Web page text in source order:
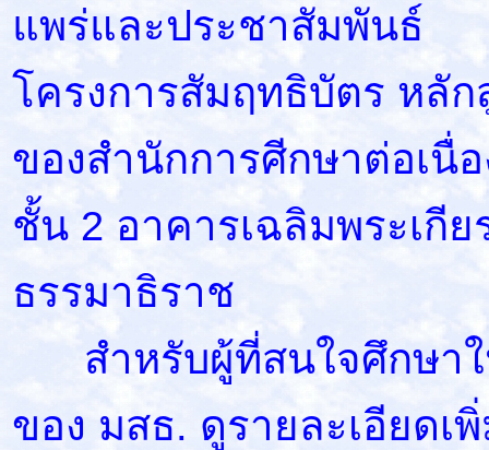
แพร่และประชาสัมพันธ์
โครงการสัมฤทธิบัตร หลัก
ของสำนักการศีกษาต่อเนื่
ชั้น 2 อาคารเฉลิมพระเกี
ธรรมาธิราช
สำหรับผู้ที่สนใจศึกษาใ
ของ มสธ. ดูรายละเอียดเ